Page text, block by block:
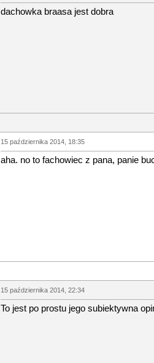
dachowka braasa jest dobra
15 października 2014, 18:35
aha. no to fachowiec z pana, panie
15 października 2014, 22:34
To jest po prostu jego subiektywna